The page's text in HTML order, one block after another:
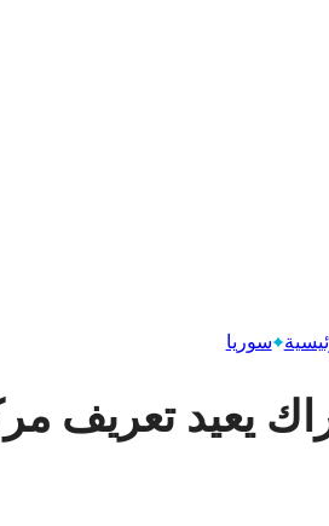
سوريا
يعيد تعريف